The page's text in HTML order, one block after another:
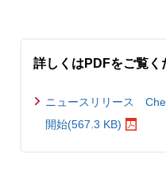
詳しくはPDFをご覧く
ニュースリリース
開始(567.3 KB)